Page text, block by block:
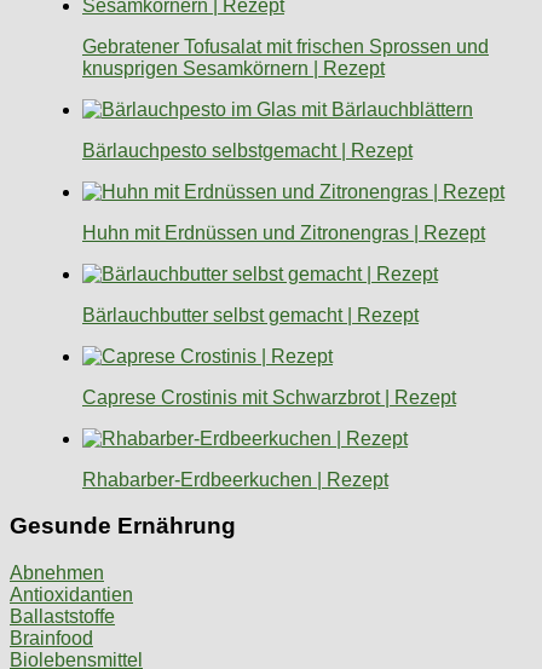
Gebratener Tofusalat mit frischen Sprossen und
knusprigen Sesamkörnern | Rezept
Bärlauchpesto selbstgemacht | Rezept
Huhn mit Erdnüssen und Zitronengras | Rezept
Bärlauchbutter selbst gemacht | Rezept
Caprese Crostinis mit Schwarzbrot | Rezept
Rhabarber-Erdbeerkuchen | Rezept
Gesunde Ernährung
Abnehmen
Antioxidantien
Ballaststoffe
Brainfood
Biolebensmittel